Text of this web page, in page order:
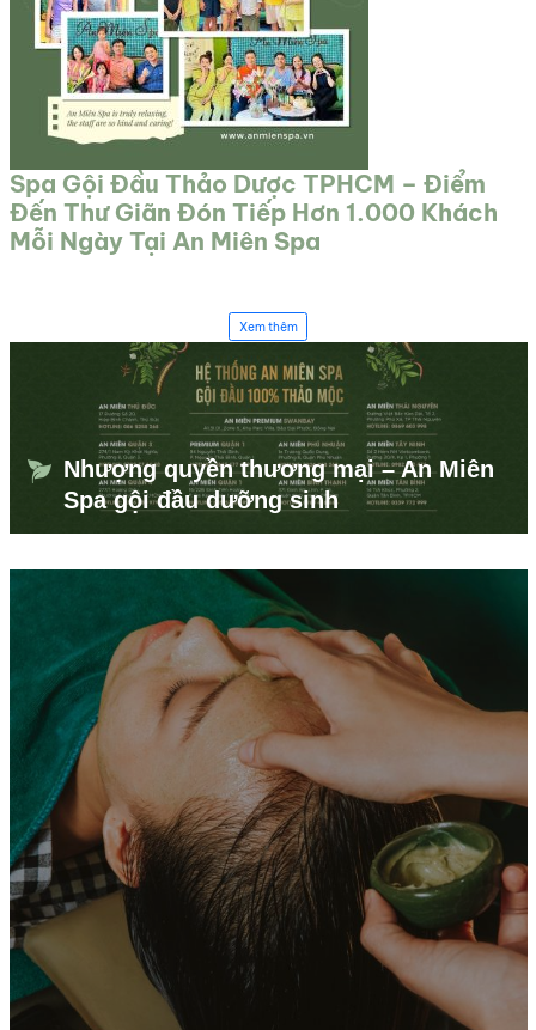
Spa Gội Đầu Thảo Dược TPHCM – Điểm
Đến Thư Giãn Đón Tiếp Hơn 1.000 Khách
Mỗi Ngày Tại An Miên Spa
Xem thêm
Nhượng quyền thương mại – An Miên
Spa gội đầu dưỡng sinh